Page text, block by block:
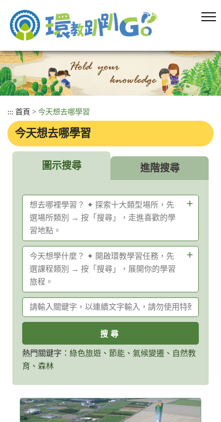
容
區
塊
::: 首頁 > 今天想去哪學習
今天想去哪學習
圖示搜尋 進階搜尋
想去哪裡學習？ ✦ 探索十大類型場所，先
選場所類別 → 按「搜尋」，走進喜歡的學
習地點。
請
擇
設
施
場
所
自然/生態教育中
心
國家公園/都會公
園
今天想學什麼？ ✦ 開啟環教學習任務，先
選課程類別 → 按「搜尋」，展開你的學習
旅程。
請
選
擇
教
課
自然生態 森林資源
環境保護 氣候變遷
關
鍵
字
詢
熱門關鍵字： 綠色旅遊 、 節能 、 氣候變遷 、 自然教
育 、 森林